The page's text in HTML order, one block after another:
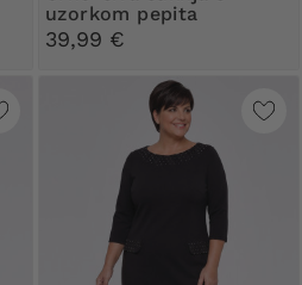
uzorkom pepita
39,99 €